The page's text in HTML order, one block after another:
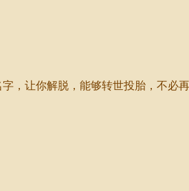
让你解脱，能够转世投胎，不必再